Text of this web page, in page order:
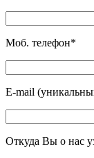
Моб. телефон*
E-mail
Откуда Вы о нас